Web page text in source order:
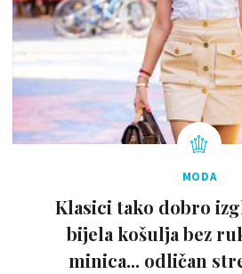
MODA
Klasici tako dobro
bijela košulja bez
minica... odličan